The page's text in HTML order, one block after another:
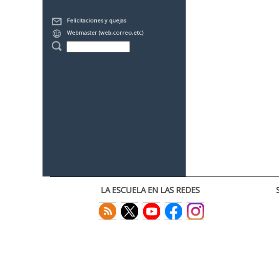
Felicitaciones y quejas
Webmaster (web,correo,etc)
LA ESCUELA EN LAS REDES